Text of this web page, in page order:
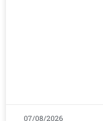
07/08/2026